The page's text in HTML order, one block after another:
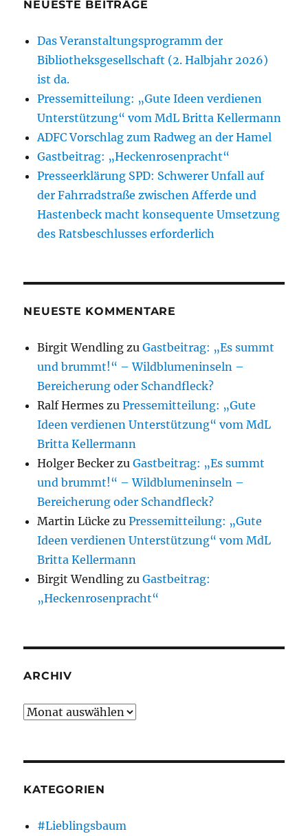
NEUESTE BEITRÄGE
Das Veranstaltungsprogramm der
Bibliotheksgesellschaft (2. Halbjahr 2026)
ist da.
Pressemitteilung: „Gute Ideen verdienen
Unterstützung“ vom MdL Britta Kellermann
ADFC Vorschlag zum Radweg an der Hamel
Gastbeitrag: „Heckenrosenpracht“
Presseerklärung SPD: Schwerer Unfall auf
der Fahrradstraße zwischen Afferde und
Hastenbeck macht konsequente Umsetzung
des Ratsbeschlusses erforderlich
NEUESTE KOMMENTARE
Birgit Wendling zuGastbeitrag: „Es summt
und brummt!“ – Wildblumeninseln –
Bereicherung oder Schandfleck?
Ralf Hermes zuPressemitteilung: „Gute
Ideen verdienen Unterstützung“ vom MdL
Britta Kellermann
Holger Becker zuGastbeitrag: „Es summt
und brummt!“ – Wildblumeninseln –
Bereicherung oder Schandfleck?
Martin Lücke zuPressemitteilung: „Gute
Ideen verdienen Unterstützung“ vom MdL
Britta Kellermann
Birgit Wendling zuGastbeitrag:
„Heckenrosenpracht“
ARCHIV
Archiv
KATEGORIEN
#Lieblingsbaum